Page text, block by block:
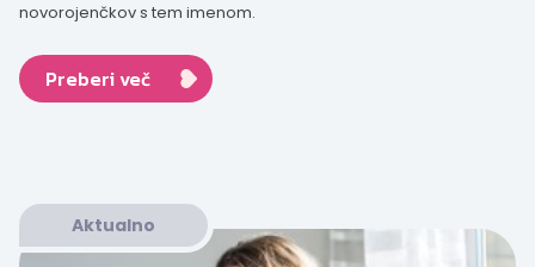
novorojenčkov s tem imenom.
Preberi več
Aktualno